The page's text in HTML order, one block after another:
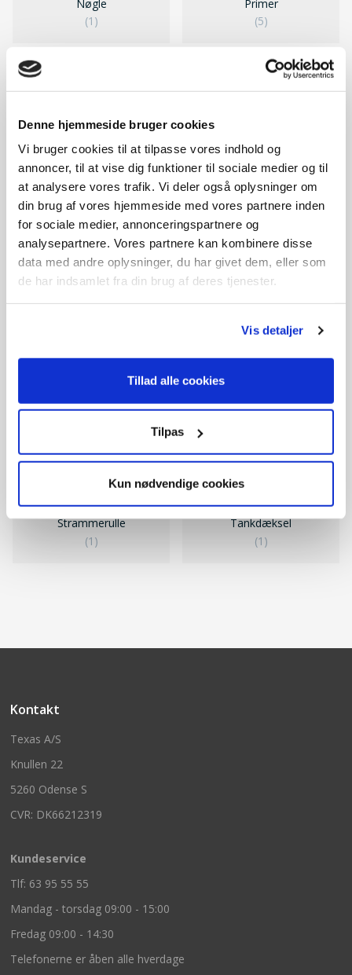
Denne hjemmeside bruger cookies
Vi bruger cookies til at tilpasse vores indhold og
annoncer, til at vise dig funktioner til sociale medier og til
at analysere vores trafik. Vi deler også oplysninger om
din brug af vores hjemmeside med vores partnere inden
for sociale medier, annonceringspartnere og
analysepartnere. Vores partnere kan kombinere disse
data med andre oplysninger, du har givet dem, eller som
de har indsamlet fra din brug af deres tjenester.
Vis detaljer
Tillad alle cookies
Tilpas
Kun nødvendige cookies
Nøgle
(1)
Primer
(5)
Slange
(2)
Stopkabel
(7)
Strammerulle
(1)
Tankdæksel
(1)
Kontakt
Texas A/S
Knullen 22
5260 Odense S
CVR: DK66212319
Kundeservice
Tlf: 63 95 55 55
Mandag - torsdag 09:00 - 15:00
Fredag 09:00 - 14:30
Telefonerne er åben alle hverdage